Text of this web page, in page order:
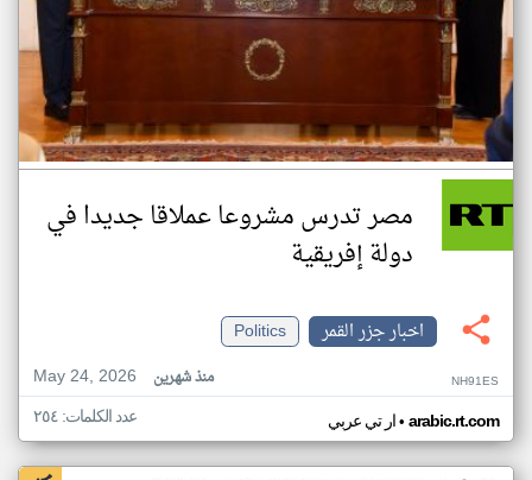
مصر تدرس مشروعا عملاقا جديدا في
دولة إفريقية
اخبار جزر القمر
Politics
May 24, 2026
منذ شهرين NH91ES
ار تي عربي• arabic.rt.com عدد الكلمات: ٢٥٤